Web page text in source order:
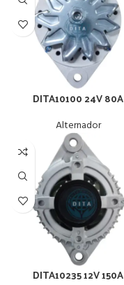
DITA10100 24V 80A
Alternador
DITA10235 12V 150A